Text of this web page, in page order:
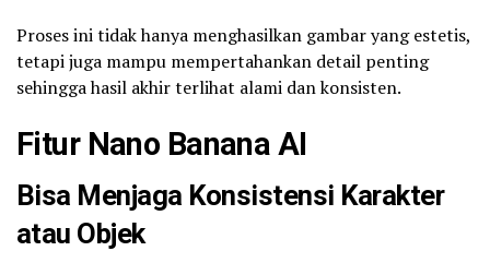
Proses ini tidak hanya menghasilkan gambar yang estetis,
tetapi juga mampu mempertahankan detail penting
sehingga hasil akhir terlihat alami dan konsisten.
Fitur Nano Banana AI
Bisa Menjaga Konsistensi Karakter
atau Objek